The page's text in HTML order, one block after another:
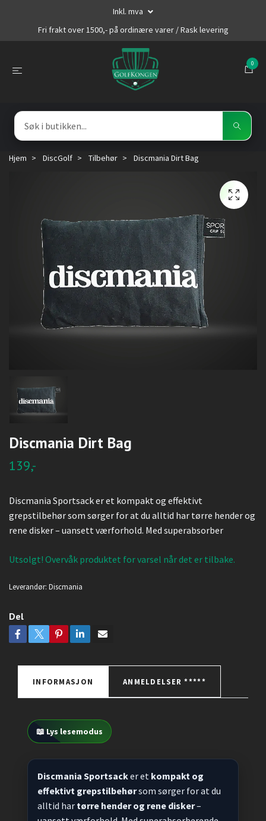
Inkl. mva
Fri frakt over 1500,- på ordinære varer / Rask levering
0
Hjem DiscGolf Tilbehør Discmania Dirt Bag
Discmania Dirt Bag
139,-
Discmania Sportsack er et kompakt og effektivt
grepstilbehør som sørger for at du alltid har tørre hender og
rene disker – uansett værforhold. Med superabsorber
Utsolgt! Overvåk produktet for varsel når det er tilbake.
Leverandør: Discmania
Del
INFORMASJON ANMELDELSER *****
📖 Lys lesemodus
Discmania Sportsacker et kompakt og
effektivt grepstilbehørsom sørger for at du
alltid har tørre hender og rene disker–